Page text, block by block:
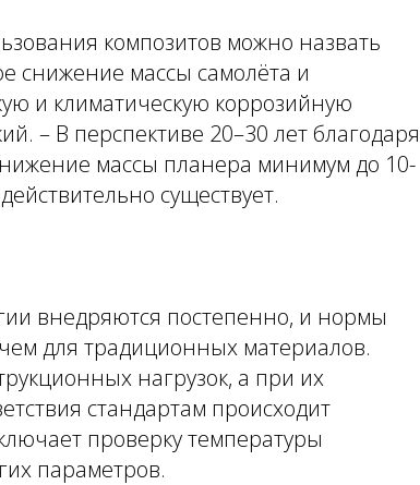
композитов можно назвать
снижение массы самолёта и
и климатическую коррозийную
– В перспективе 20–30 лет благодаря
массы планера минимум до 10-
существует.
внедряются постепенно, и нормы
для традиционных материалов.
нагрузок, а при их
стандартам происходит
проверку температуры
параметров.